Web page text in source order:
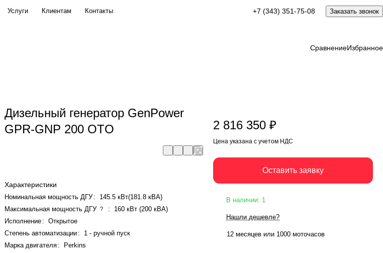
Услуги Клиентам Контакты +7 (343) 351-75-08 Заказать звонок
СравнениеИзбранное
Дизельный генератор GenPower
GPR-GNP 200 OTO
Оставить заявку
Характеристики
Номинальная мощность ДГУ:
145.5 кВт(181.8 кВА)
Максимальная мощность ДГУ ? :
160 кВт (200 кВА)
Исполнение :
Открытое
Степень автоматизации :
1 - ручной пуск
Марка двигателя :
Perkins
2 816 350 ₽
Цена указана с учетом НДС
Оставить заявку
В наличии: 1
Нашли дешевле?
12 месяцев или 1000 моточасов